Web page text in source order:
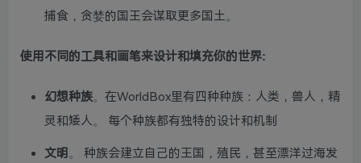
捕食，贪婪的国王会谋取更多国土。
使用不同的工具和画笔来设计和填充你的世界:
幻想种族。在WorldBox里有四种种族：人类，兽人，精
灵和矮人。 每个种族都有独特的设计和机制
文明 。 种族会建立自己的王国，殖民，甚至漂洋过海发